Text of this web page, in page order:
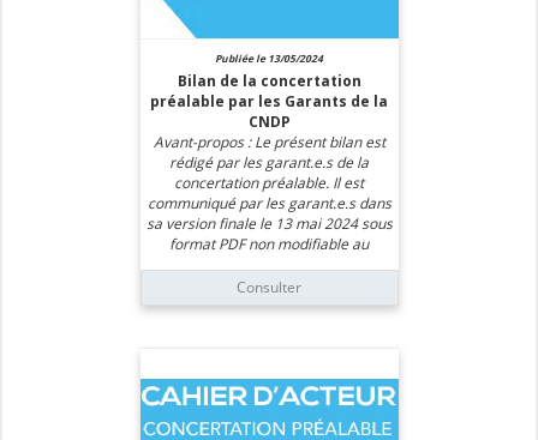
Publiée le 13/05/2024
Bilan de la concertation
préalable par les Garants de la
CNDP
Avant-propos : Le présent bilan est
rédigé par les garant.e.s de la
concertation préalable. Il est
communiqué par les garant.e.s dans
sa version finale le 13 mai 2024 sous
format PDF non modifiable au
publication sans délai par ses soins,
sur le site dédié au projet (art. R121-
Nationale du Débat Public. Le
responsable du projet publiera de
son côté sous deux mois sa réponse
Consulter